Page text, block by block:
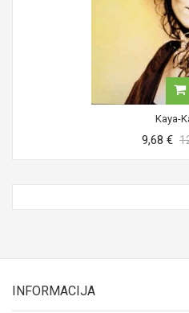
Kaya-
9,68 €
INFORMACIJA